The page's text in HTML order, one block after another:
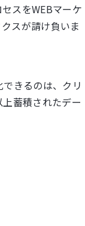
スをWEBマーケ
スが請け負いま
きるのは、クリ
蓄積されたデー